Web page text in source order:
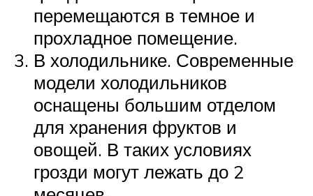
перемещаются в темное и
прохладное помещение.
В холодильнике. Современные
модели холодильников
оснащены большим отделом
для хранения фруктов и
овощей. В таких условиях
грозди могут лежать до 2